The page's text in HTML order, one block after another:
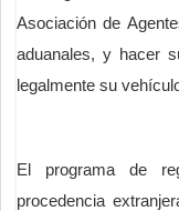
Asociación de
aduanales, y hacer
legalmente su
El programa de
procedencia